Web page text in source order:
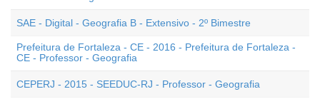
SAE - Digital - Geografia B - Extensivo - 2º Bimestre
Prefeitura de Fortaleza - CE - 2016 - Prefeitura de Fortaleza -
CE - Professor - Geografia
CEPERJ - 2015 - SEEDUC-RJ - Professor - Geografia